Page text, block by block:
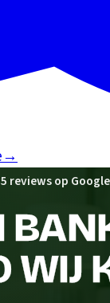
→
reviews op Google
WIJ